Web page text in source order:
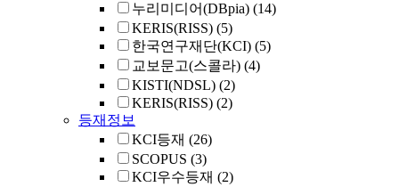
누리미디어(DBpia) (14)
KERIS(RISS) (5)
한국연구재단(KCI) (5)
교보문고(스콜라) (4)
KISTI(NDSL) (2)
KERIS(RISS) (2)
등재정보
KCI등재 (26)
SCOPUS (3)
KCI우수등재 (2)